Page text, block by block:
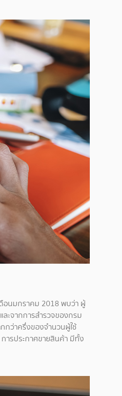
อนมกราคม 2018 พบว่า ผู้
ะจากการสำรวจของกรม
กว่าครึ่งของจำนวนผู้ใช้
ารประกาศขายสินค้า มีทั้ง